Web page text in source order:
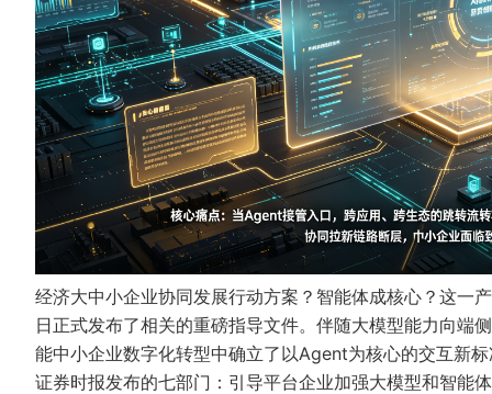
经济大中小企业协同发展行动方案？智能体成核心？这一
日正式发布了相关的重磅指导文件。伴随大模型能力向端
能中小企业数字化转型中确立了以Agent为核心的交互新
证券时报发布的七部门：引导平台企业加强大模型和智能